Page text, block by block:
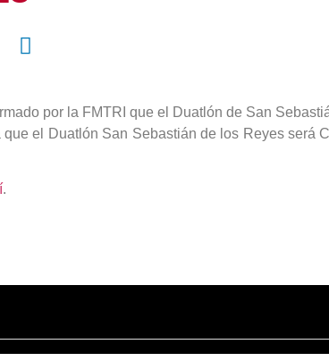
por la FMTRI que el Duatlón de San
el Duatlón San Sebastián de los Reyes será
.